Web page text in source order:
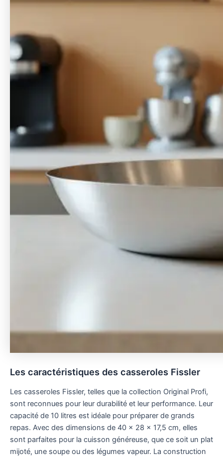
Les caractéristiques des casseroles Fissler
Les casseroles Fissler, telles que la collection Original Profi,
sont reconnues pour leur durabilité et leur performance. Leur
capacité de 10 litres est idéale pour préparer de grands
repas. Avec des dimensions de 40 x 28 x 17,5 cm, elles
sont parfaites pour la cuisson généreuse, que ce soit un plat
mijoté, une soupe ou des légumes vapeur. La construction